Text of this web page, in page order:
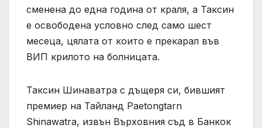
сменена до една година от краля, а Таксин
е освободена условно след само шест
месеца, цялата от които е прекарал във
ВИП крилото на болницата.
Таксин Шинаватра с дъщеря си, бившият
премиер на Тайланд Paetongtarn
Shinawatra, извън Върховния съд в Банкок